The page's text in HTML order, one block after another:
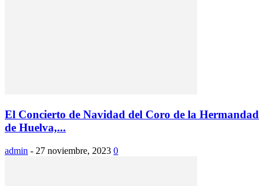
El Concierto de Navidad del Coro de la Hermandad
de Huelva,...
admin - 27 noviembre, 2023 0